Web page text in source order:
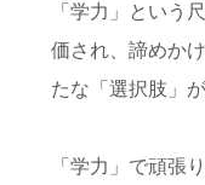
「学力」という
価され、諦めか
たな「選択肢」
「学力」で頑張